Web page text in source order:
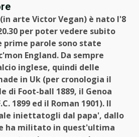
arte Victor Vegan) è nato l'8
per poter vedere subito
prime parole sono state
England. Da sempre
inglese, quindi delle
in Uk (per cronologia il
di Foot-ball 1889, il Genoa
1899 ed il Roman 1901). Il
iniettatogli dal papa', dallo
ha militato in quest'ultima